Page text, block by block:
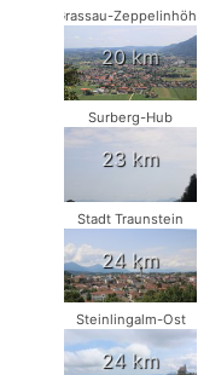
Grassau-Zeppelinhöhe
20 km
Surberg-Hub
23 km
Stadt Traunstein
24 km
Steinlingalm-Ost
24 km